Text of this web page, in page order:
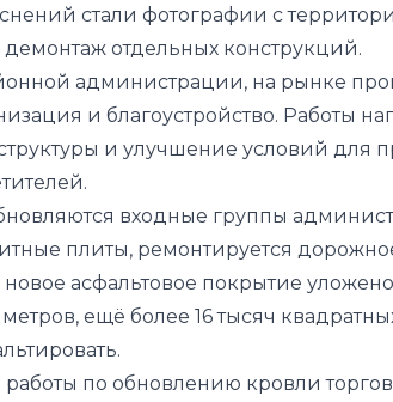
стали фотографии с
демонтаж отдельных конструкций.
администрации, на рынке
и благоустройство. Работы
и улучшение условий для
входные группы
плиты, ремонтируется
асфальтовое покрытие
ещё более 16 тысяч
работы по обновлению кровли